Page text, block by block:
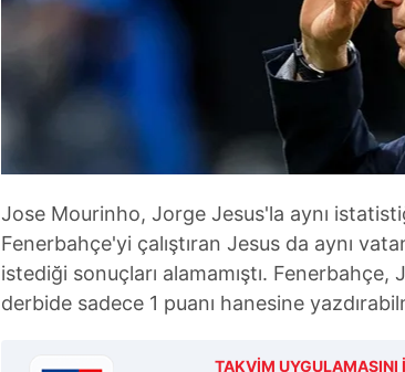
Jose Mourinho, Jorge Jesus'la aynı
Fenerbahçe'yi çalıştıran Jesus da aynı
istediği sonuçları alamamıştı.
derbide sadece 1 puanı hanesine
TAKVİM UYGULAMASINI